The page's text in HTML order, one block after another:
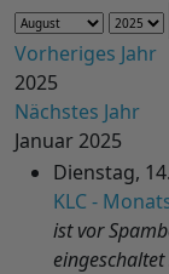
Vorheriges Jahr
2025
Nächstes Jahr
Januar 2025
Dienstag,
KLC -
ist vor
eingeschaltet